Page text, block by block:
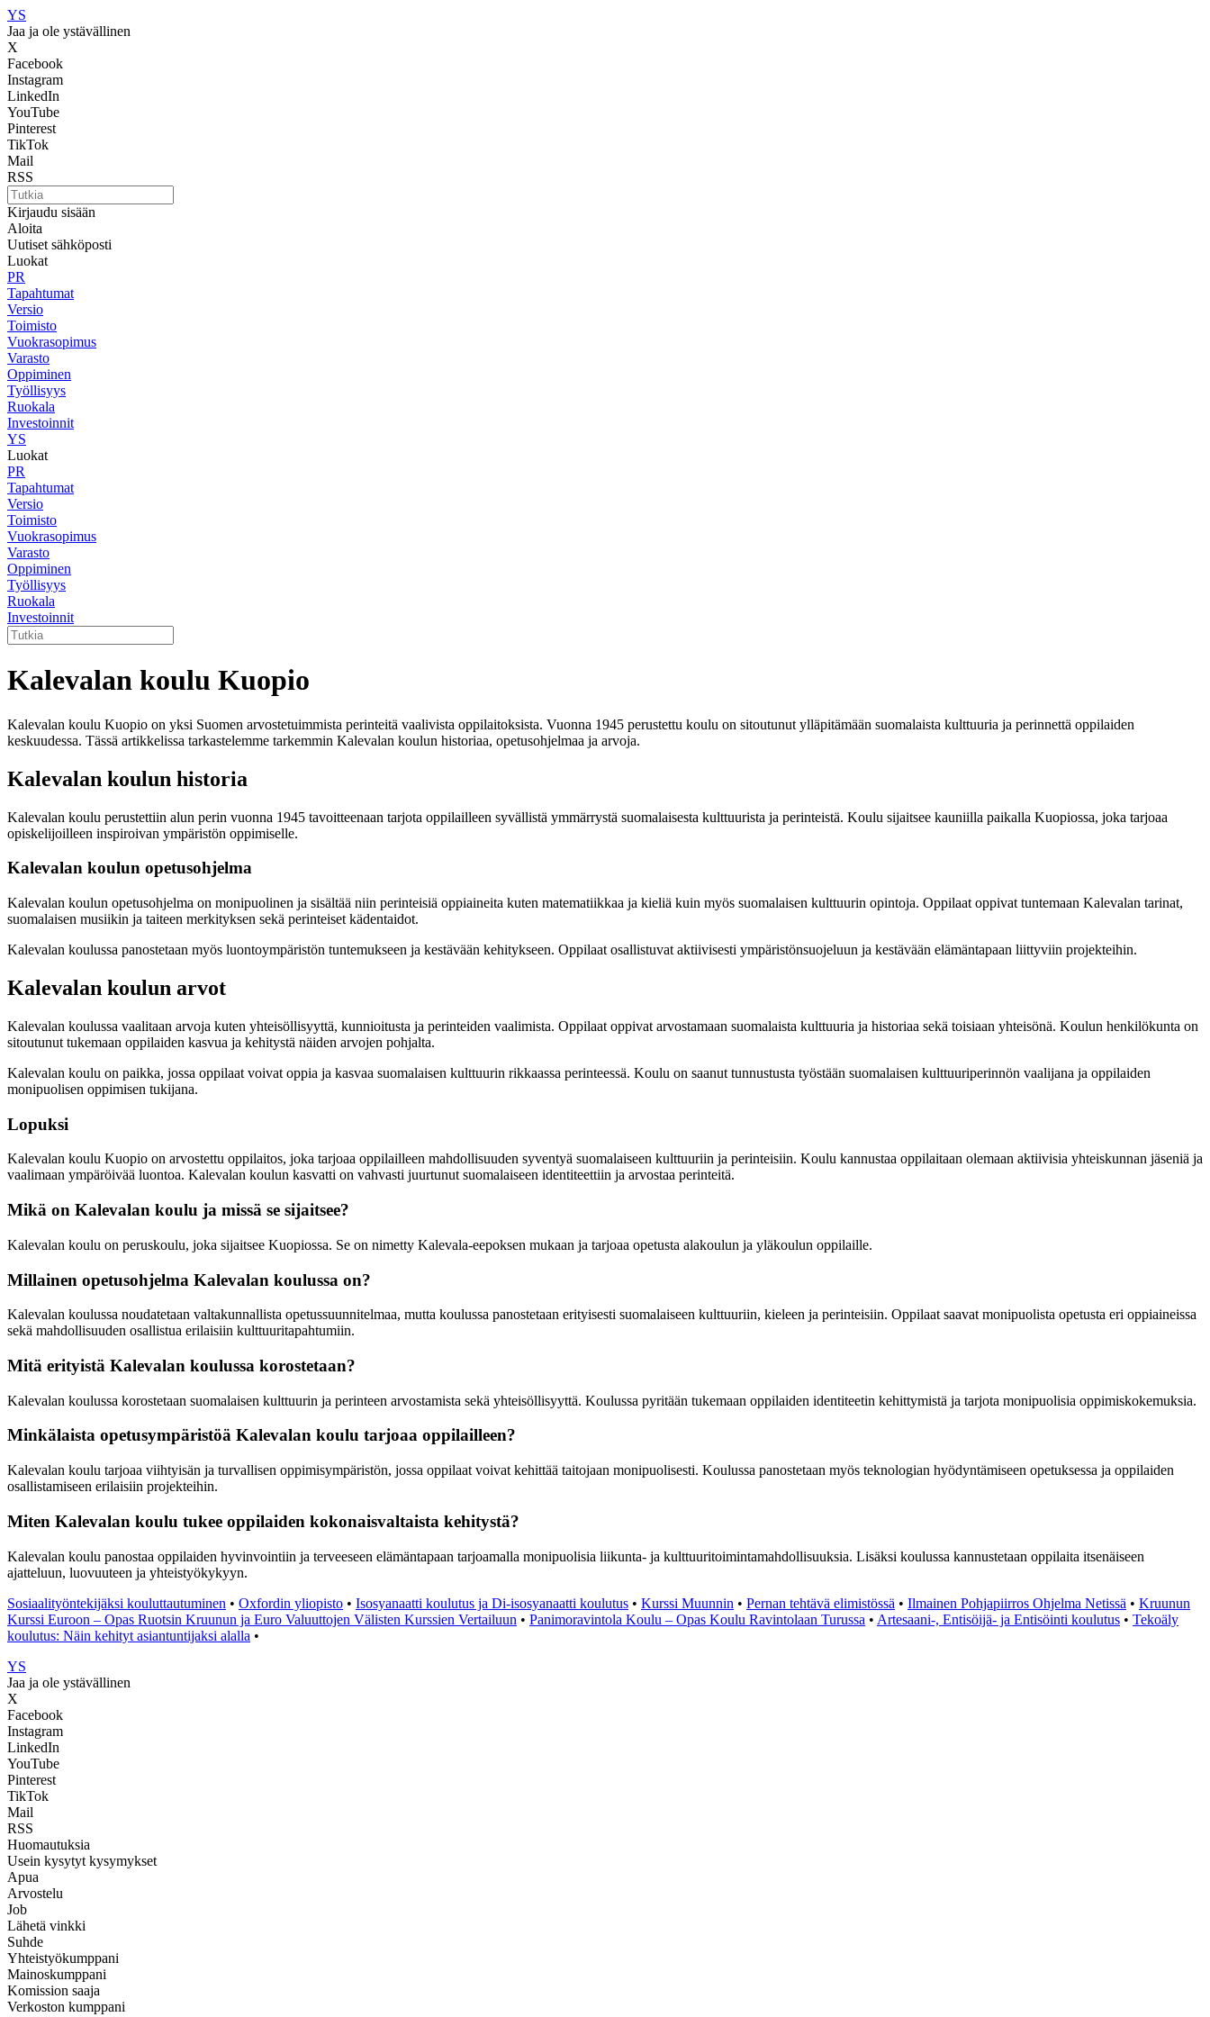
YS
Jaa ja ole ystävällinen
X
Facebook
Instagram
LinkedIn
YouTube
Pinterest
TikTok
Mail
RSS
Kirjaudu sisään
Aloita
Uutiset sähköposti
Luokat
PR
Tapahtumat
Versio
Toimisto
Vuokrasopimus
Varasto
Oppiminen
Työllisyys
Ruokala
Investoinnit
YS
Luokat
PR
Tapahtumat
Versio
Toimisto
Vuokrasopimus
Varasto
Oppiminen
Työllisyys
Ruokala
Investoinnit
Kalevalan koulu Kuopio
Kalevalan koulu Kuopio on yksi Suomen arvostetuimmista perinteitä vaalivista oppilaitoksista. Vuonna 1945 perustettu koulu on sitoutunut ylläpitämään suomalaista kulttuuria ja perinnettä oppilaiden
keskuudessa. Tässä artikkelissa tarkastelemme tarkemmin Kalevalan koulun historiaa, opetusohjelmaa ja arvoja.
Kalevalan koulun historia
Kalevalan koulu perustettiin alun perin vuonna 1945 tavoitteenaan tarjota oppilailleen syvällistä ymmärrystä suomalaisesta kulttuurista ja perinteistä. Koulu sijaitsee kauniilla paikalla Kuopiossa, joka tarjoaa
opiskelijoilleen inspiroivan ympäristön oppimiselle.
Kalevalan koulun opetusohjelma
Kalevalan koulun opetusohjelma on monipuolinen ja sisältää niin perinteisiä oppiaineita kuten matematiikkaa ja kieliä kuin myös suomalaisen kulttuurin opintoja. Oppilaat oppivat tuntemaan Kalevalan tarinat,
suomalaisen musiikin ja taiteen merkityksen sekä perinteiset kädentaidot.
Kalevalan koulussa panostetaan myös luontoympäristön tuntemukseen ja kestävään kehitykseen. Oppilaat osallistuvat aktiivisesti ympäristönsuojeluun ja kestävään elämäntapaan liittyviin projekteihin.
Kalevalan koulun arvot
Kalevalan koulussa vaalitaan arvoja kuten yhteisöllisyyttä, kunnioitusta ja perinteiden vaalimista. Oppilaat oppivat arvostamaan suomalaista kulttuuria ja historiaa sekä toisiaan yhteisönä. Koulun henkilökunta on
sitoutunut tukemaan oppilaiden kasvua ja kehitystä näiden arvojen pohjalta.
Kalevalan koulu on paikka, jossa oppilaat voivat oppia ja kasvaa suomalaisen kulttuurin rikkaassa perinteessä. Koulu on saanut tunnustusta työstään suomalaisen kulttuuriperinnön vaalijana ja oppilaiden
monipuolisen oppimisen tukijana.
Lopuksi
Kalevalan koulu Kuopio on arvostettu oppilaitos, joka tarjoaa oppilailleen mahdollisuuden syventyä suomalaiseen kulttuuriin ja perinteisiin. Koulu kannustaa oppilaitaan olemaan aktiivisia yhteiskunnan jäseniä ja
vaalimaan ympäröivää luontoa. Kalevalan koulun kasvatti on vahvasti juurtunut suomalaiseen identiteettiin ja arvostaa perinteitä.
Mikä on Kalevalan koulu ja missä se sijaitsee?
Kalevalan koulu on peruskoulu, joka sijaitsee Kuopiossa. Se on nimetty Kalevala-eepoksen mukaan ja tarjoaa opetusta alakoulun ja yläkoulun oppilaille.
Millainen opetusohjelma Kalevalan koulussa on?
Kalevalan koulussa noudatetaan valtakunnallista opetussuunnitelmaa, mutta koulussa panostetaan erityisesti suomalaiseen kulttuuriin, kieleen ja perinteisiin. Oppilaat saavat monipuolista opetusta eri oppiaineissa
sekä mahdollisuuden osallistua erilaisiin kulttuuritapahtumiin.
Mitä erityistä Kalevalan koulussa korostetaan?
Kalevalan koulussa korostetaan suomalaisen kulttuurin ja perinteen arvostamista sekä yhteisöllisyyttä. Koulussa pyritään tukemaan oppilaiden identiteetin kehittymistä ja tarjota monipuolisia oppimiskokemuksia.
Minkälaista opetusympäristöä Kalevalan koulu tarjoaa oppilailleen?
Kalevalan koulu tarjoaa viihtyisän ja turvallisen oppimisympäristön, jossa oppilaat voivat kehittää taitojaan monipuolisesti. Koulussa panostetaan myös teknologian hyödyntämiseen opetuksessa ja oppilaiden
osallistamiseen erilaisiin projekteihin.
Miten Kalevalan koulu tukee oppilaiden kokonaisvaltaista kehitystä?
Kalevalan koulu panostaa oppilaiden hyvinvointiin ja terveeseen elämäntapaan tarjoamalla monipuolisia liikunta- ja kulttuuritoimintamahdollisuuksia. Lisäksi koulussa kannustetaan oppilaita itsenäiseen
ajatteluun, luovuuteen ja yhteistyökykyyn.
Sosiaalityöntekijäksi kouluttautuminen • Oxfordin yliopisto • Isosyanaatti koulutus ja Di-isosyanaatti koulutus • Kurssi Muunnin • Pernan tehtävä elimistössä • Ilmainen Pohjapiirros Ohjelma Netissä • Kruunun
Kurssi Euroon – Opas Ruotsin Kruunun ja Euro Valuuttojen Välisten Kurssien Vertailuun • Panimoravintola Koulu – Opas Koulu Ravintolaan Turussa • Artesaani-, Entisöijä- ja Entisöinti koulutus • Tekoäly
koulutus: Näin kehityt asiantuntijaksi alalla •
YS
Jaa ja ole ystävällinen
X
Facebook
Instagram
LinkedIn
YouTube
Pinterest
TikTok
Mail
RSS
Huomautuksia
Usein kysytyt kysymykset
Apua
Arvostelu
Job
Lähetä vinkki
Suhde
Yhteistyökumppani
Mainoskumppani
Komission saaja
Verkoston kumppani